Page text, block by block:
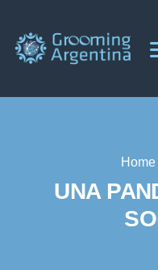
Home
UNA